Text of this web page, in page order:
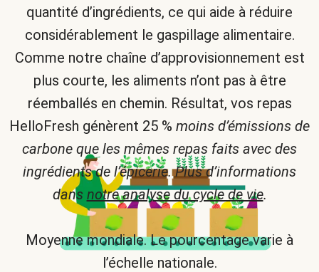
quantité d’ingrédients, ce qui aide à réduire
considérablement le gaspillage alimentaire.
Comme notre chaîne d’approvisionnement est
plus courte, les aliments n’ont pas à être
réemballés en chemin. Résultat, vos repas
HelloFresh génèrent 25 % moins d’émissions de
carbone que les mêmes repas faits avec des
ingrédients de l’épicerie. Plus d’informations
dans notre analyse du cycle de vie.
Moyenne mondiale. Le pourcentage varie à
l’échelle nationale.